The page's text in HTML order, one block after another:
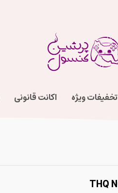
تخفیفات ویژه اکانت قانونی